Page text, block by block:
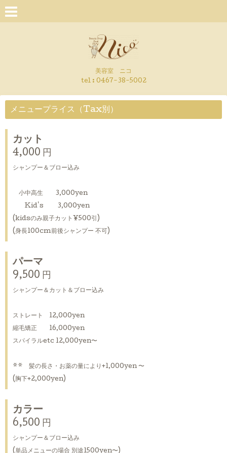
美容室 ニコ
tel : 0467-38-5002
メニュープライス（Tax別）
カット
4,000 円
シャンプー＆ブロー込み
小中高生 3,000yen
Kid's 3,000yen
(kidsのみ親子カット¥500引)
(身長100cm前後シャンプー 不可)
パーマ
9,500 円
シャンプー＆カット＆ブロー込み
ストレート 12,000yen
縮毛矯正 16,000yen
スパイラルetc 12,000yen〜
** 髪の長さ・お薬の量により+1,000yen 〜
(胸下+2,000yen)
カラー
6,500 円
シャンプー＆ブロー込み
(単品メニューの場合 別途1500yen〜)